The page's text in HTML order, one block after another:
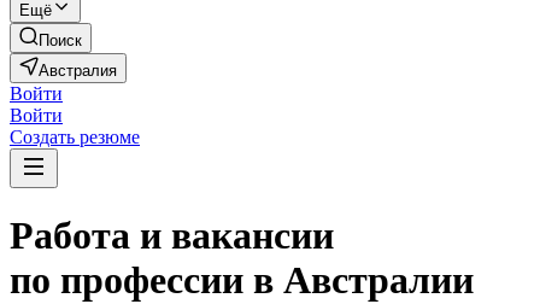
Ещё
Поиск
Австралия
Войти
Войти
Создать резюме
Работа и вакансии
по профессии в Австралии